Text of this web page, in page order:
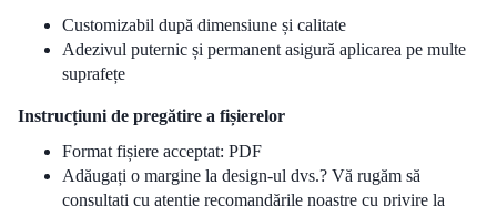
Customizabil după dimensiune și calitate
Adezivul puternic și permanent asigură aplicarea pe multe
suprafețe
Instrucțiuni de pregătire a fișierelor
Format fișiere acceptat: PDF
Adăugați o margine la design-ul dvs.? Vă rugăm să
consultați cu atenție recomandările noastre cu privire la